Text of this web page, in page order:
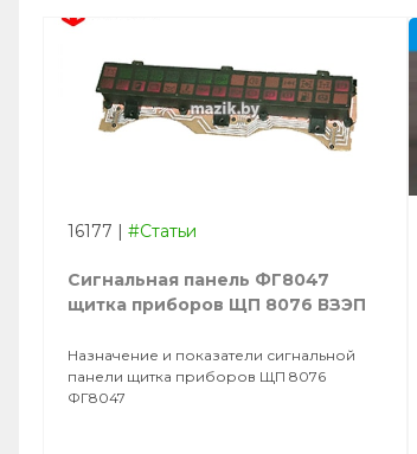
16177 | #Статьи
Сигнальная панель ФГ8047
щитка приборов ЩП 8076 ВЗЭП
Назначение и показатели сигнальной
панели щитка приборов ЩП 8076
ФГ8047